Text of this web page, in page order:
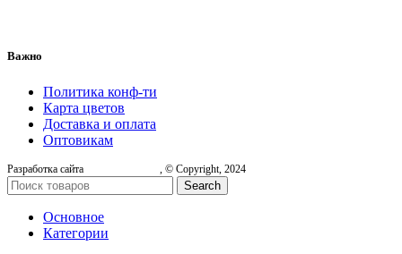
Важно
Политика конф-ти
Карта цветов
Доставка и оплата
Оптовикам
Разработка сайта , © Copyright, 2024
Search
Основное
Категории